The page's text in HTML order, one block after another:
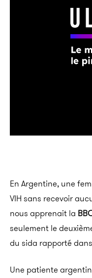
En Argentine, une
VIH sans recevoir
nous apprenait la
seulement le
du sida rapporté
Une patiente